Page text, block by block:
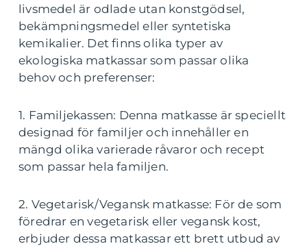
livsmedel är odlade utan konstgödsel,
bekämpningsmedel eller syntetiska
kemikalier. Det finns olika typer av
ekologiska matkassar som passar olika
behov och preferenser:
1. Familjekassen: Denna matkasse är speciellt
designad för familjer och innehåller en
mängd olika varierade råvaror och recept
som passar hela familjen.
2. Vegetarisk/Vegansk matkasse: För de som
föredrar en vegetarisk eller vegansk kost,
erbjuder dessa matkassar ett brett utbud av